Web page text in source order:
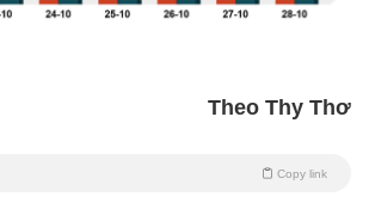
Theo Thy Thơ
Copy link